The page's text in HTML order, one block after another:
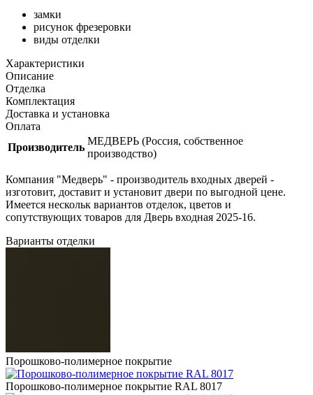
замки
рисунок фрезеровки
виды отделки
Характеристики
Описание
Отделка
Комплектация
Доставка и установка
Оплата
Производитель
МЕДВЕРЬ (Россия, собственное
производство)
Компания "Медверь" - производитель входных дверей -
изготовит, доставит и установит двери по выгодной цене.
Имеется нескольк вариантов отделок, цветов и
сопутствующих товаров для Дверь входная 2025-16.
Варианты отделки
Порошково-полимерное покрытие
Порошково-полимерное покрытие RAL 8017